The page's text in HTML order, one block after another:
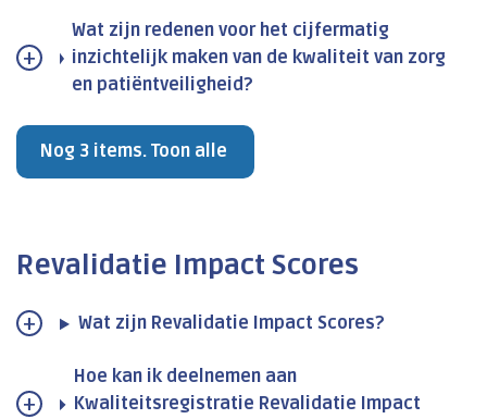
Wat zijn redenen voor het cijfermatig
inzichtelijk maken van de kwaliteit van zorg
en patiëntveiligheid?
Nog 3 items. Toon alle
Revalidatie Impact Scores
Wat zijn Revalidatie Impact Scores?
Hoe kan ik deelnemen aan
Kwaliteitsregistratie Revalidatie Impact